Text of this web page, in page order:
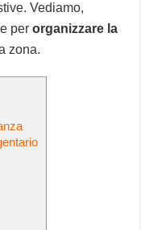
Vediamo,
perorganizzare la
zona.